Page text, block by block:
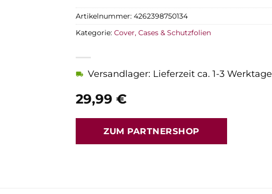
29,99 €
Versandlager: Lieferzeit ca. 1-3 Werktage
ZUM PARTNERSHOP
Artikelnummer: 4262398750134
Kategorie: Cover, Cases & Schutzfolien